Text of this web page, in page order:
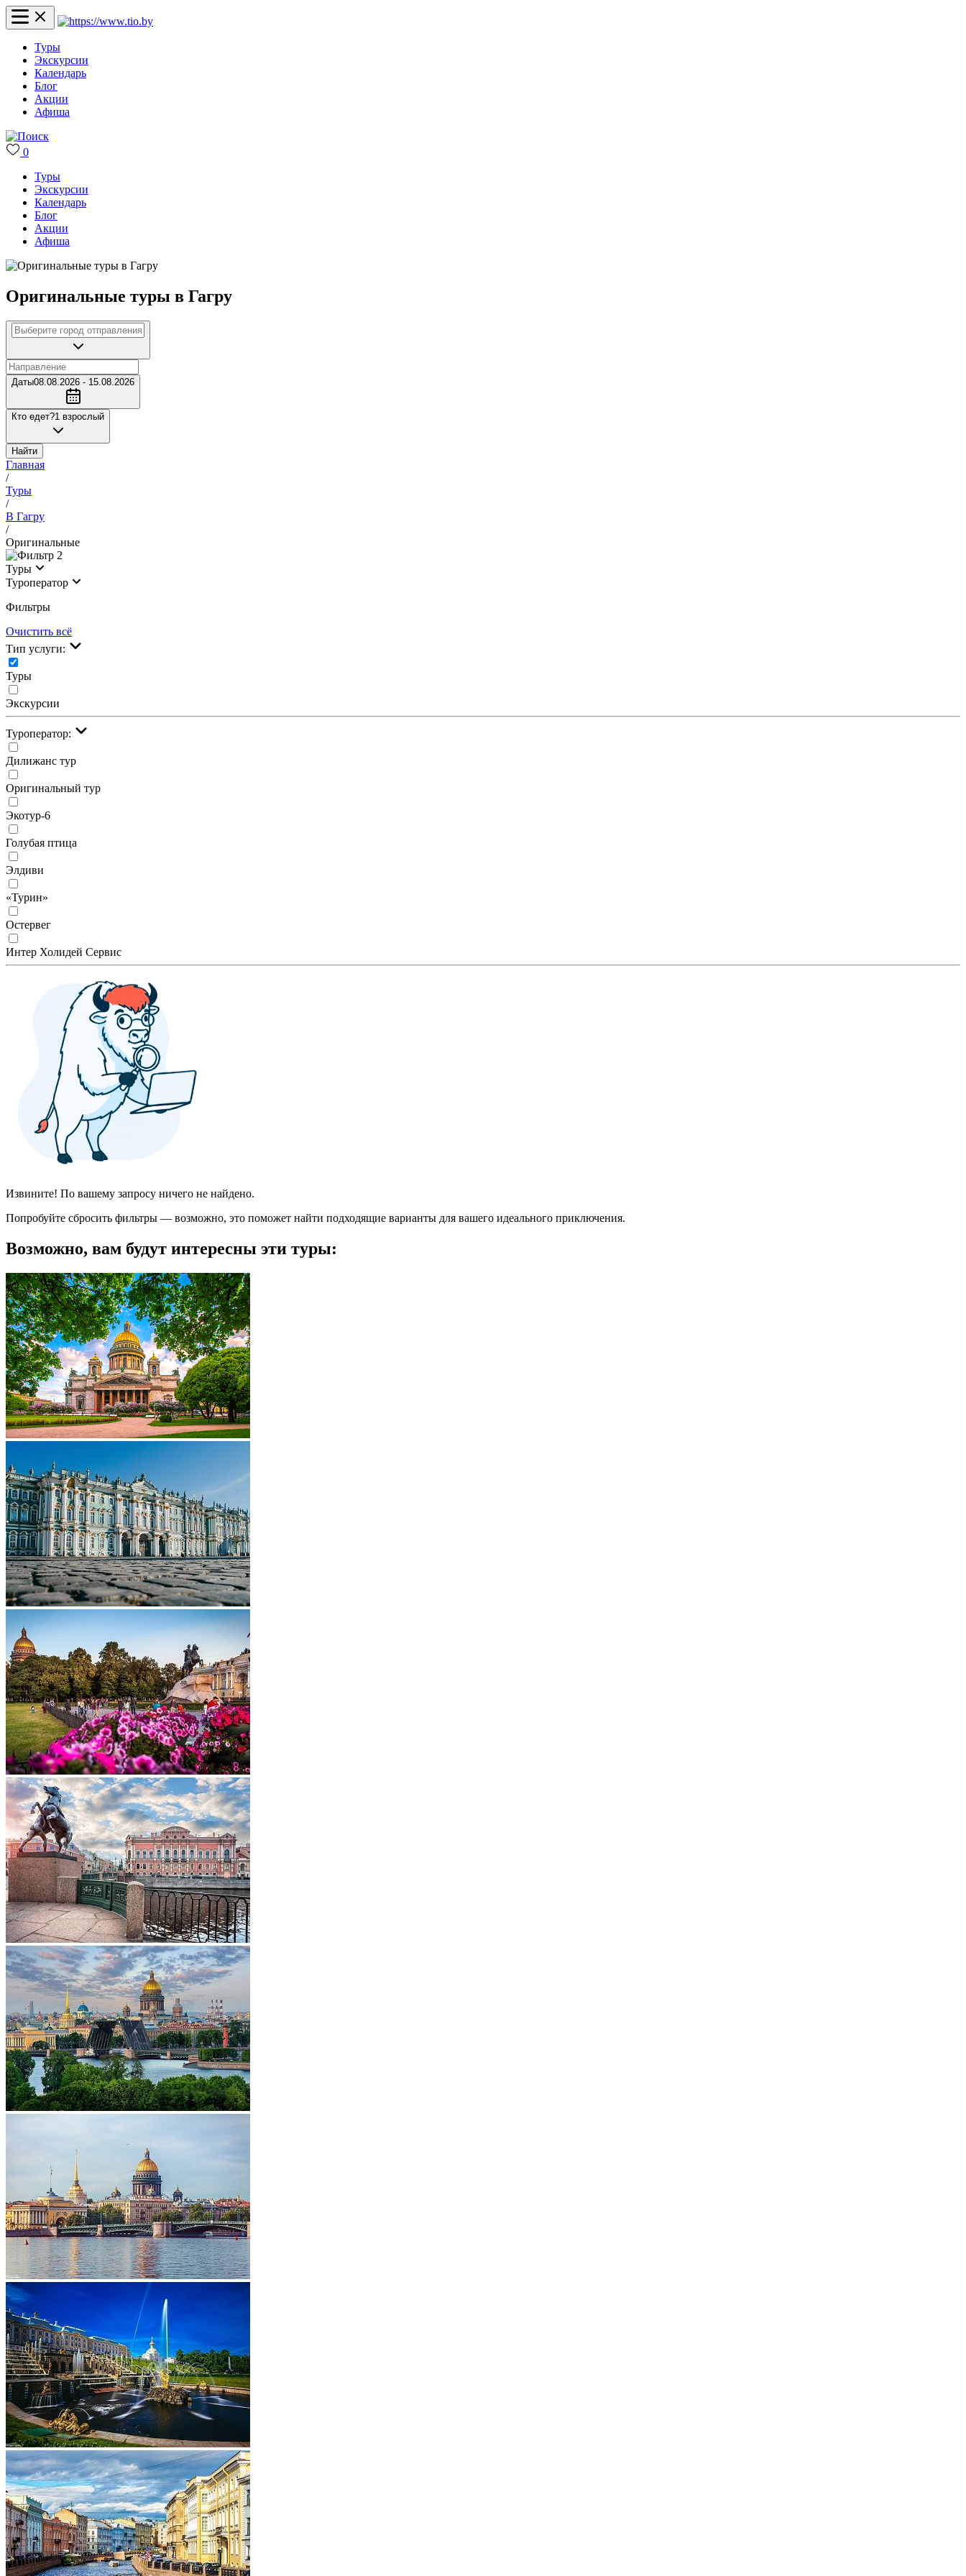
Туры
Экскурсии
Календарь
Блог
Акции
Афиша
0
Туры
Экскурсии
Календарь
Блог
Акции
Афиша
Оригинальные туры в Гагру
Даты08.08.2026 - 15.08.2026
Кто едет?1 взрослый
Найти
Главная
/
Туры
/
В Гагру
/
Оригинальные
2
Туры
Туроператор
Фильтры
Очистить всё
Тип услуги:
Туры
Экскурсии
Туроператор:
Дилижанс тур
Оригинальный тур
Экотур-6
Голубая птица
Элдиви
«Турин»
Остервег
Интер Холидей Сервис
Извините! По вашему запросу ничего не найдено.
Попробуйте сбросить фильтры — возможно, это поможет найти подходящие варианты для вашего идеального приключения.
Возможно, вам будут интересны эти туры: